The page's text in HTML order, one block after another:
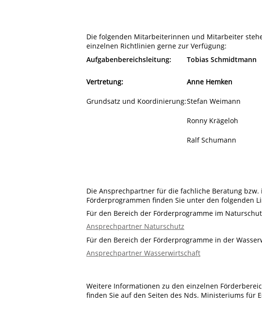
Die folgenden Mitarbeiterinnen und Mitarbeiter
einzelnen Richtlinien gerne zur Verfügung:
Aufgabenbereichsleitung:
Tobias Schmidtmann
Vertretung:
Anne Hemken
Grundsatz und Koordinierung:Stefan Weimann
Ronny Krägeloh
Ralf Schumann
Die Ansprechpartner für die fachliche Beratung
Förderprogrammen finden Sie unter den folgenden
Für den Bereich der Förderprogramme im
Ansprechpartner Naturschutz
Für den Bereich der Förderprogramme in der
Ansprechpartner Wasserwirtschaft
Weitere Informationen zu den einzelnen
finden Sie auf den Seiten des Nds. Ministeriums für